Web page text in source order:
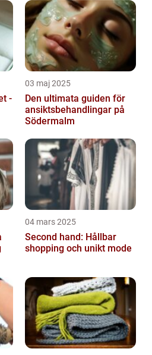
-
03 maj 2025
Den ultimata guiden för
ansiktsbehandlingar på
Södermalm
04 mars 2025
Second hand: Hållbar
shopping och unikt mode